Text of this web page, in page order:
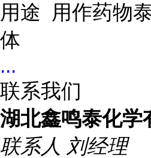
用途 用作药物
体
...
联系我们
湖北鑫鸣泰化学
联系人 刘经理